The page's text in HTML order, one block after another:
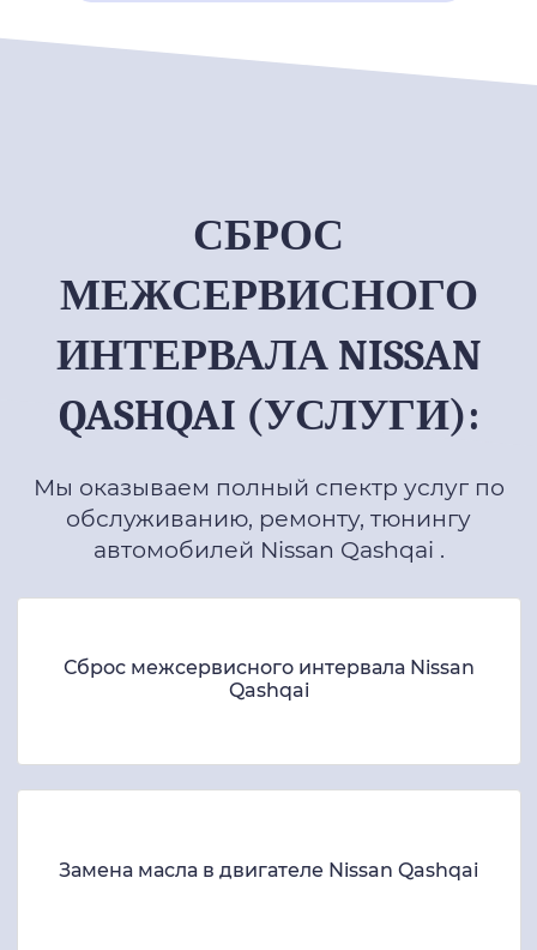
СБРОС
МЕЖСЕРВИСНОГО
ИНТЕРВАЛА NISSAN
QASHQAI (УСЛУГИ):
Мы оказываем полный спектр услуг по
обслуживанию, ремонту, тюнингу
автомобилей Nissan Qashqai .
Сброс межсервисного интервала Nissan
Qashqai
Замена масла в двигателе Nissan Qashqai